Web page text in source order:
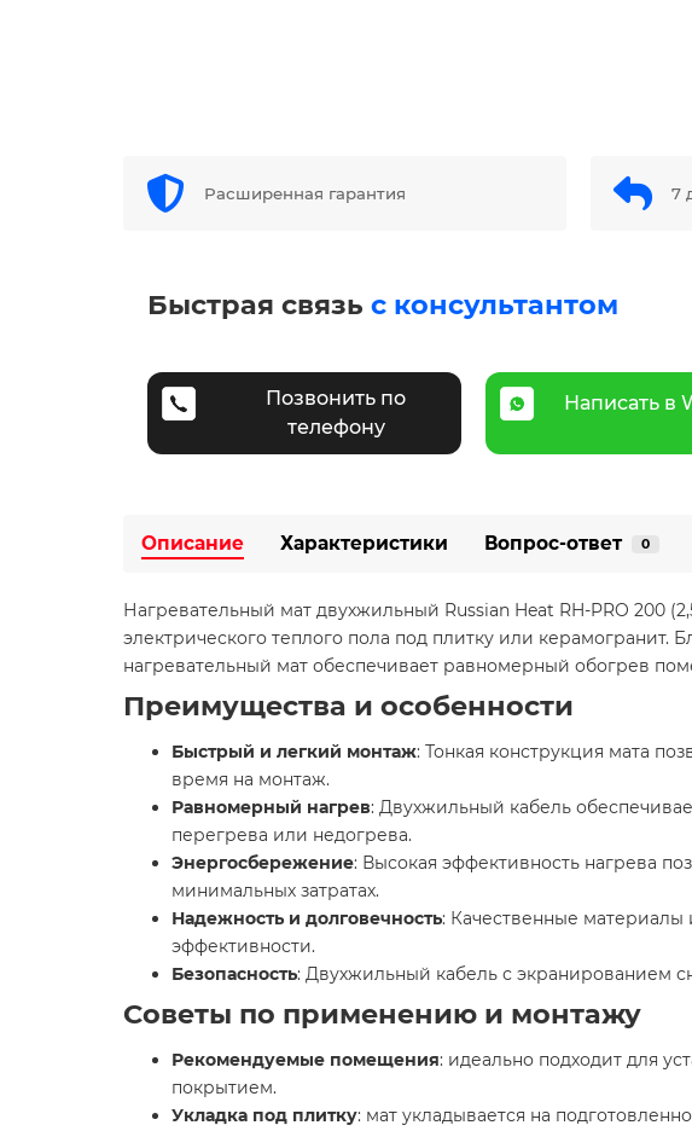
Расширенная гарантия 7
Быстрая связь с консультантом
Позвонить по
телефону
Написать в
Описание Характеристики Вопрос-ответ 0
Нагревательный мат двухжильный Russian Heat RH-PRO 200
электрического теплого пола под плитку или керамогранит.
нагревательный мат обеспечивает равномерный обогрев
Преимущества и особенности
Быстрый и легкий монтаж: Тонкая конструкция мата
время на монтаж.​
Равномерный нагрев: Двухжильный кабель
перегрева или недогрева.​
Энергосбережение: Высокая эффективность нагрева
минимальных затратах.​
Надежность и долговечность: Качественные материалы
эффективности.​
Безопасность: Двухжильный кабель с экранированием
Советы по применению и монтажу
Рекомендуемые помещения: идеально подходит для
покрытием.​
Укладка под плитку: мат укладывается на